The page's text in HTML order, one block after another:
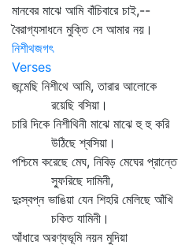
মানবের মাঝে আমি বাঁচিবারে চাই,--
বৈরাগ্যসাধনে মুক্তি সে আমার নয়।
নিশীথজগৎ
Verses
জন্মেছি নিশীথে আমি, তারার আলোকে
রয়েছি বসিয়া।
চারি দিকে নিশীথিনী মাঝে মাঝে হু হু করি
উঠিছে শ্বসিয়া।
পশ্চিমে করেছে মেঘ, নিবিড় মেঘের প্রান্তে
স্ফুরিছে দামিনী,
দুঃস্বপ্ন ভাঙিয়া যেন শিহরি মেলিছে আঁখি
চকিত যামিনী।
আঁধারে অরণ্যভূমি নয়ন মুদিয়া